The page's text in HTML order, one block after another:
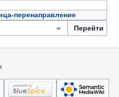
перенаправление